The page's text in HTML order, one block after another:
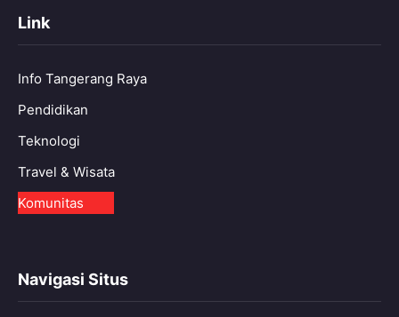
Link
Info Tangerang Raya
Pendidikan
Teknologi
Travel & Wisata
Komunitas
Navigasi Situs